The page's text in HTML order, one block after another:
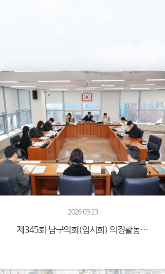
2026-03-23
제345회 남구의회(임시회) 의정활동사진